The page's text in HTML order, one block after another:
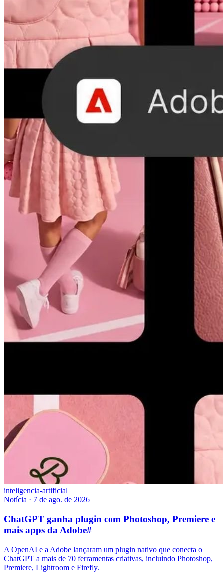
inteligencia-artificial
Notícia · 7 de ago. de 2026
ChatGPT ganha plugin com Photoshop, Premiere e
mais apps da Adobe#
A OpenAI e a Adobe lançaram um plugin nativo que conecta o
ChatGPT a mais de 70 ferramentas criativas, incluindo Photoshop,
Premiere, Lightroom e Firefly.